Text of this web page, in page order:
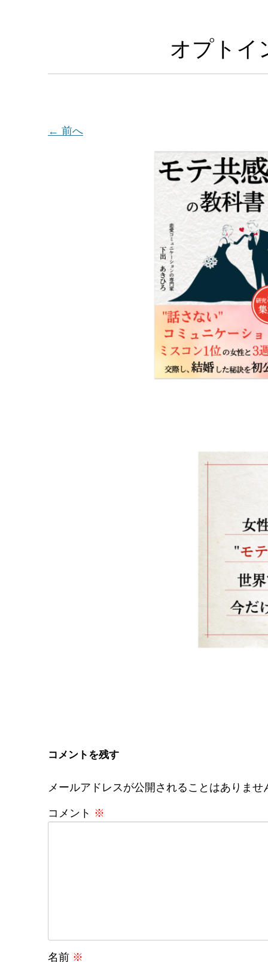
オプトイ
← 前へ
コメントを残す
メールアドレスが公開されることはありませ
コメント ※
名前 ※